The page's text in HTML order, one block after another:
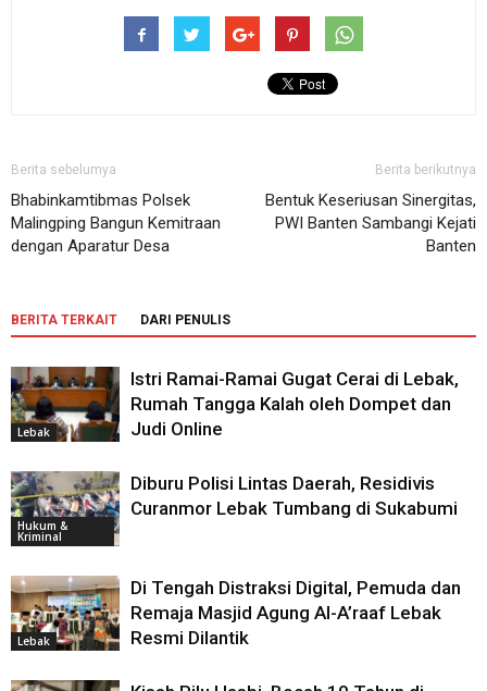
Berita sebelumya
Bhabinkamtibmas Polsek
Malingping Bangun Kemitraan
dengan Aparatur Desa
Berita berikutnya
Bentuk Keseriusan Sinergitas,
PWI Banten Sambangi Kejati
Banten
BERITA TERKAIT DARI PENULIS
Lebak
Istri Ramai-Ramai Gugat Cerai di Lebak,
Rumah Tangga Kalah oleh Dompet dan
Judi Online
Hukum &
Kriminal
Diburu Polisi Lintas Daerah, Residivis
Curanmor Lebak Tumbang di Sukabumi
Lebak
Di Tengah Distraksi Digital, Pemuda dan
Remaja Masjid Agung Al-A’raaf Lebak
Resmi Dilantik